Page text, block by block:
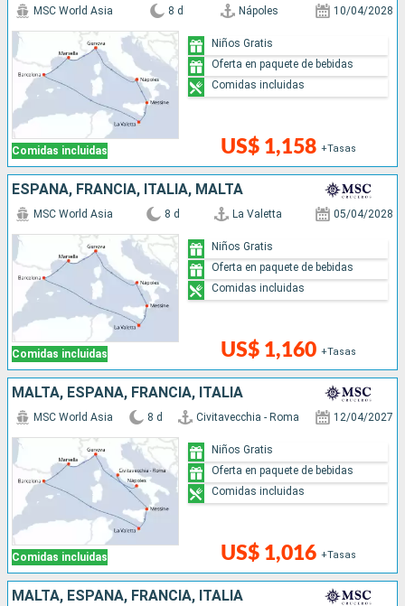
Comidas incluidas
MSC World Asia 8 d Nápoles 10/04/2028
US$ 1,158 +Tasas
Niños Gratis
Oferta en paquete de bebidas
Comidas incluidas
ESPAÑA, FRANCIA, ITALIA, MALTA
Comidas incluidas
MSC World Asia 8 d La Valetta 05/04/2028
US$ 1,160 +Tasas
Niños Gratis
Oferta en paquete de bebidas
Comidas incluidas
MALTA, ESPAÑA, FRANCIA, ITALIA
Comidas incluidas
MSC World Asia 8 d Civitavecchia - Roma 12/04/2027
US$ 1,016 +Tasas
Niños Gratis
Oferta en paquete de bebidas
Comidas incluidas
MALTA, ESPAÑA, FRANCIA, ITALIA